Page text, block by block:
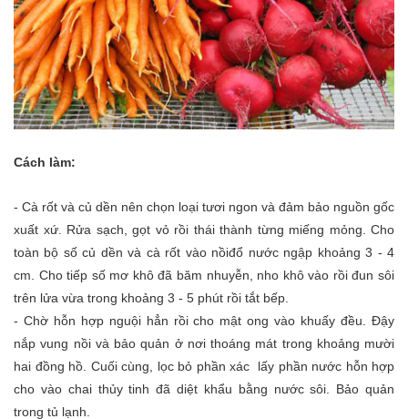
Cách làm:
- Cà rốt và củ dền nên chọn loại tươi ngon và đảm bảo nguồn gốc
xuất xứ. Rửa sạch, gọt vỏ rồi thái thành từng miếng mỏng. Cho
toàn bộ số củ dền và cà rốt vào nồiđổ nước ngập khoảng 3 - 4
cm. Cho tiếp số mơ khô đã băm nhuyễn, nho khô vào rồi đun sôi
trên lửa vừa trong khoảng 3 - 5 phút rồi tắt bếp.
- Chờ hỗn hợp nguội hẳn rồi cho mật ong vào khuấy đều. Đậy
nắp vung nồi và bảo quản ở nơi thoáng mát trong khoảng mười
hai đồng hồ. Cuối cùng, lọc bỏ phần xác lấy phần nước hỗn hợp
cho vào chai thủy tinh đã diệt khẩu bằng nước sôi. Bảo quản
trong tủ lạnh.